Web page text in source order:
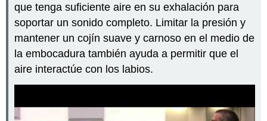
que tenga suficiente aire en su exhalación para
soportar un sonido completo. Limitar la presión y
mantener un cojín suave y carnoso en el medio de
la embocadura también ayuda a permitir que el
aire interactúe con los labios.